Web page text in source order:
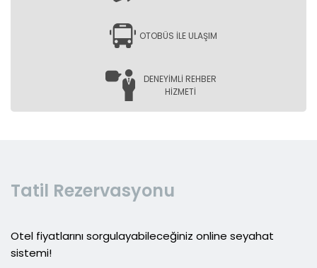
OTOBÜS İLE ULAŞIM
DENEYİMLİ REHBER
HİZMETİ
Tatil Rezervasyonu
Otel fiyatlarını sorgulayabileceğiniz online seyahat
sistemi!